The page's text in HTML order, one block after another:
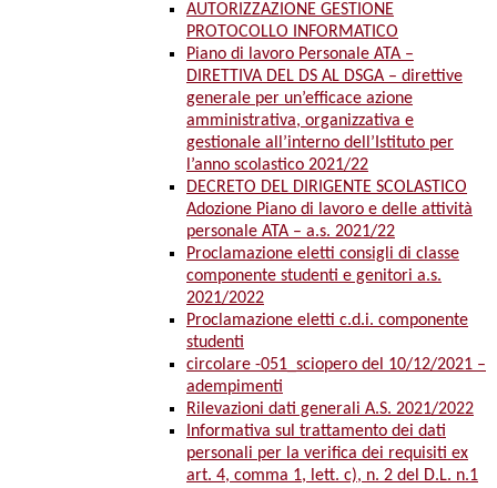
AUTORIZZAZIONE GESTIONE
PROTOCOLLO INFORMATICO
Piano di lavoro Personale ATA –
DIRETTIVA DEL DS AL DSGA – direttive
generale per un’efficace azione
amministrativa, organizzativa e
gestionale all’interno dell’Istituto per
l’anno scolastico 2021/22
DECRETO DEL DIRIGENTE SCOLASTICO
Adozione Piano di lavoro e delle attività
personale ATA – a.s. 2021/22
Proclamazione eletti consigli di classe
componente studenti e genitori a.s.
2021/2022
Proclamazione eletti c.d.i. componente
studenti
circolare -051_sciopero del 10/12/2021 –
adempimenti
Rilevazioni dati generali A.S. 2021/2022
Informativa sul trattamento dei dati
personali per la verifica dei requisiti ex
art. 4, comma 1, lett. c), n. 2 del D.L. n.1